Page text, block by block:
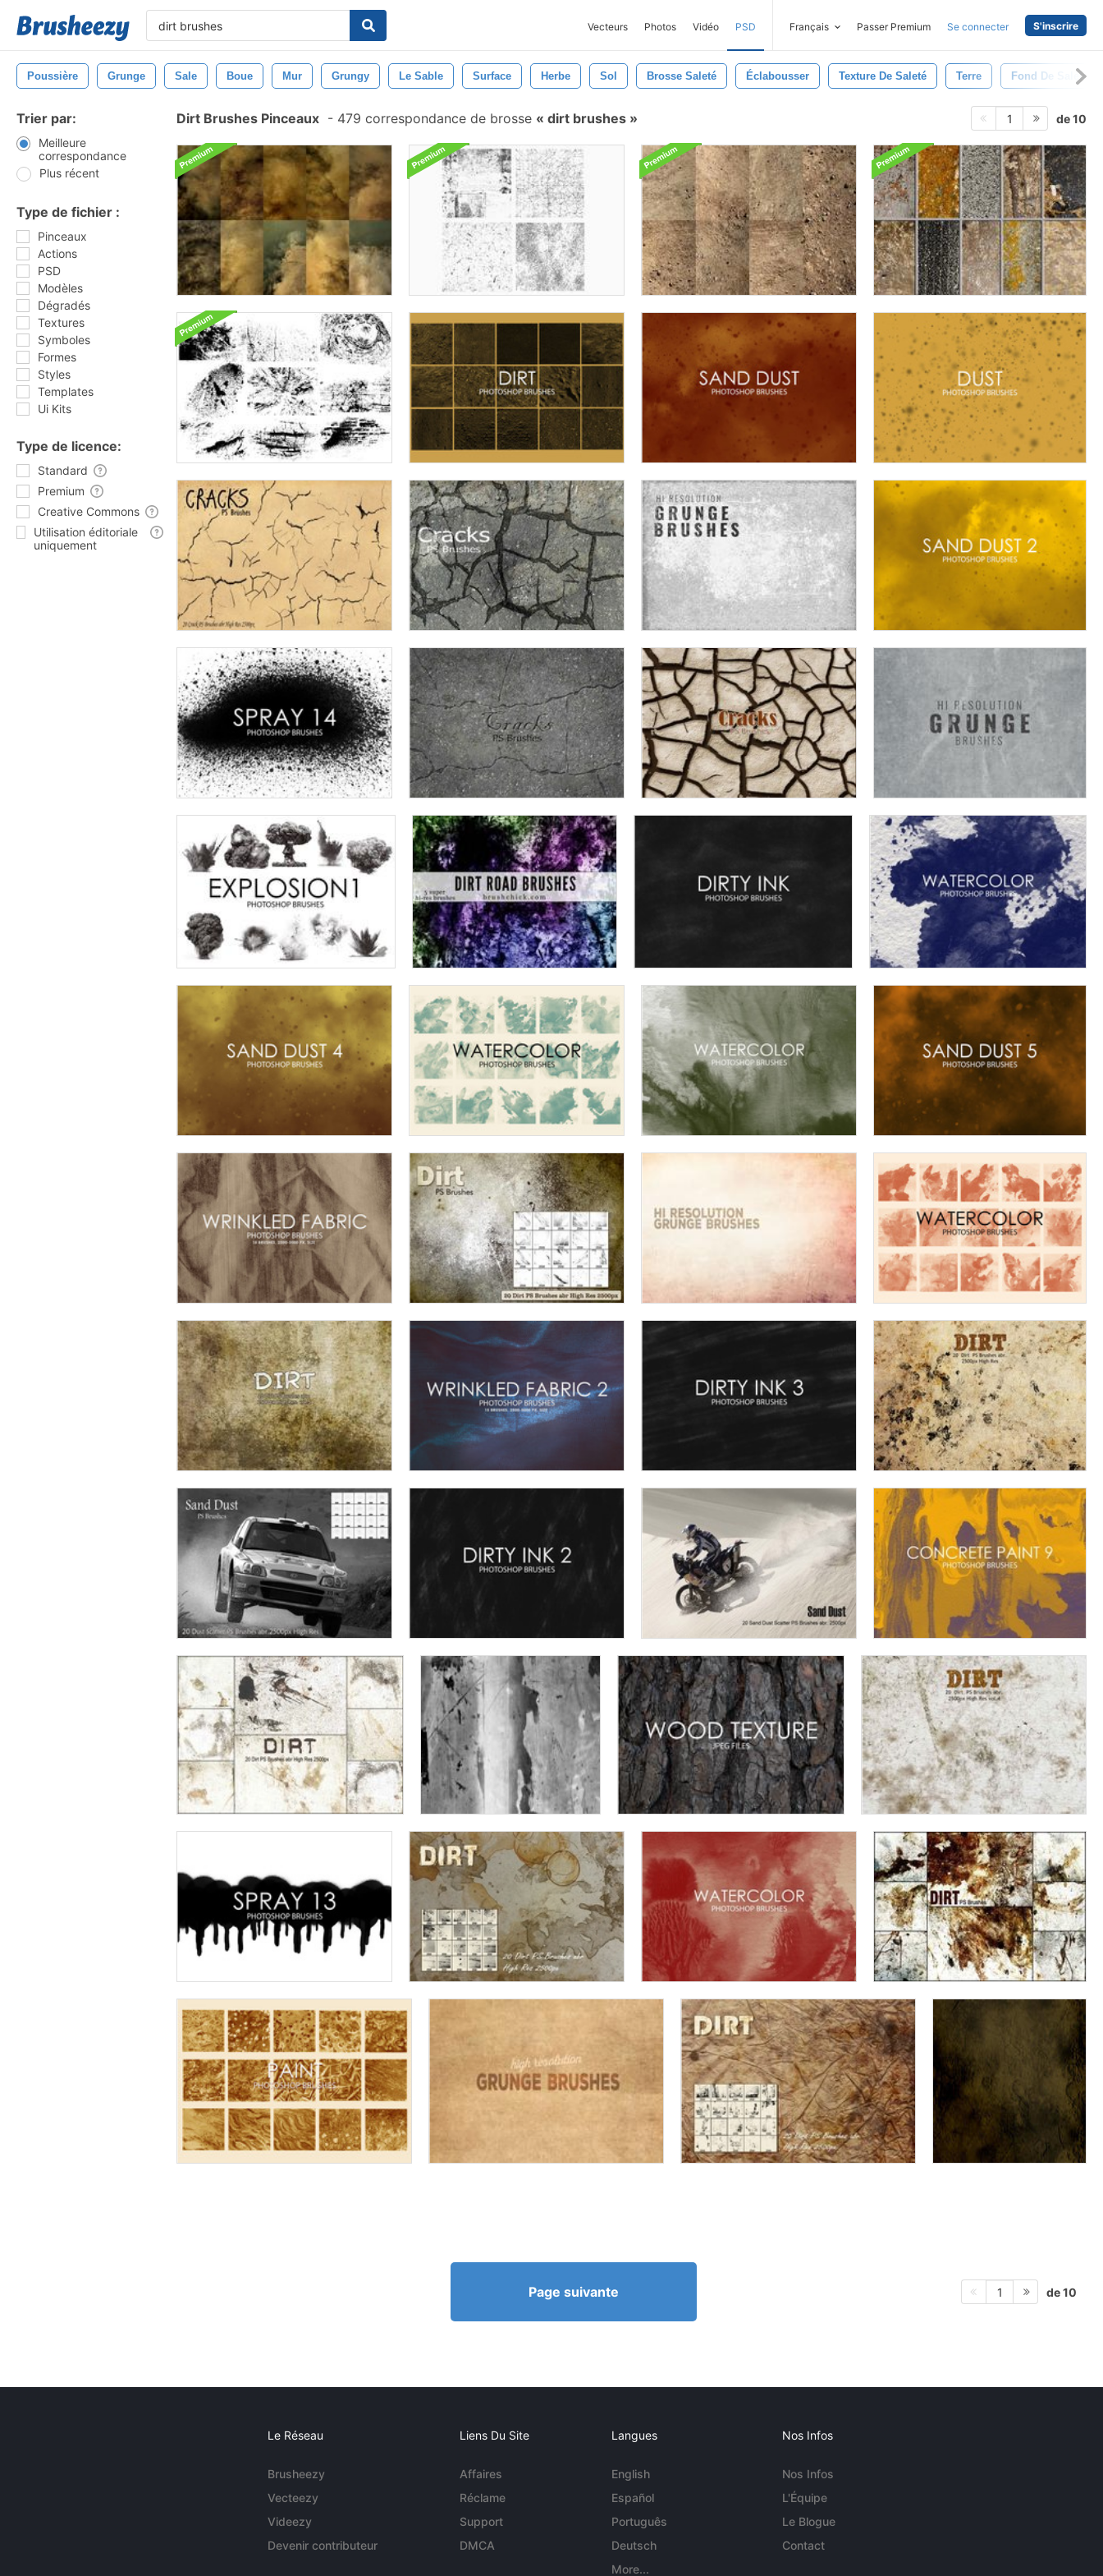
Vecteurs Photos Vidéo PSD Français Passer Premium Se connecter S'inscrire
Poussière Grunge Sale Boue Mur Grungy Le Sable Surface Herbe Sol Brosse Saleté Éclabousser Texture De Saleté Terre Fond De Saleté
Trier par:
Meilleure
correspondance
Plus récent
Type de fichier :
Pinceaux
Actions
PSD
Modèles
Dégradés
Textures
Symboles
Formes
Styles
Templates
Ui Kits
Type de licence:
Standard
Premium
Creative Commons
Utilisation éditoriale
uniquement
Dirt Brushes Pinceaux - 479 correspondance de brosse dirt brushes 1 de 10
Page suivante 1 de 10
Le Réseau
Brusheezy
Vecteezy
Videezy
Devenir contributeur
Liens Du Site
Affaires
Réclame
Support
DMCA
Langues
English
Español
Português
Deutsch
More...
Nos Infos
Nos Infos
L'Équipe
Le Blogue
Contact